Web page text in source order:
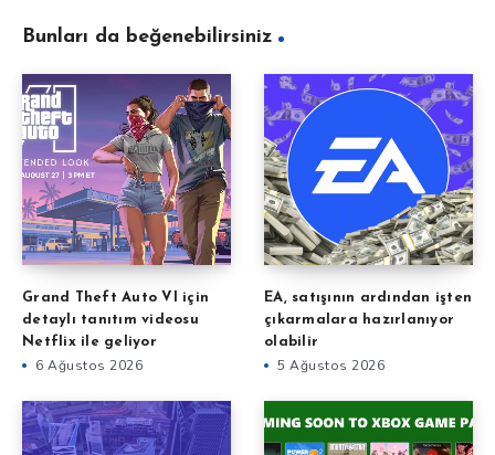
Bunları da beğenebilirsiniz
Grand Theft Auto VI için
detaylı tanıtım videosu
Netflix ile geliyor
6 Ağustos 2026
EA, satışının ardından işten
çıkarmalara hazırlanıyor
olabilir
5 Ağustos 2026